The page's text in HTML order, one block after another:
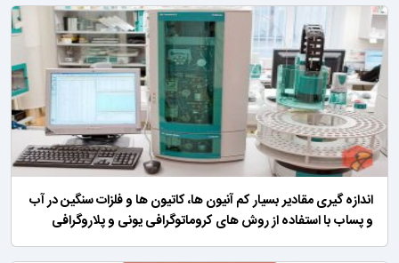
اندازه گیری مقادیر بسیار کم آنیون ها، کاتیون ها و فلزات سنگین در آب
و پساب با استفاده از روش های کروماتوگرافی یونی و پلاروگرافی